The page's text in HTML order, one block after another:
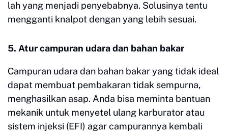
lah yang menjadi penyebabnya. Solusinya tentu
mengganti knalpot dengan yang lebih sesuai.
5. Atur campuran udara dan bahan bakar
Campuran udara dan bahan bakar yang tidak ideal
dapat membuat pembakaran tidak sempurna,
menghasilkan asap. Anda bisa meminta bantuan
mekanik untuk menyetel ulang karburator atau
sistem injeksi (EFI) agar campurannya kembali